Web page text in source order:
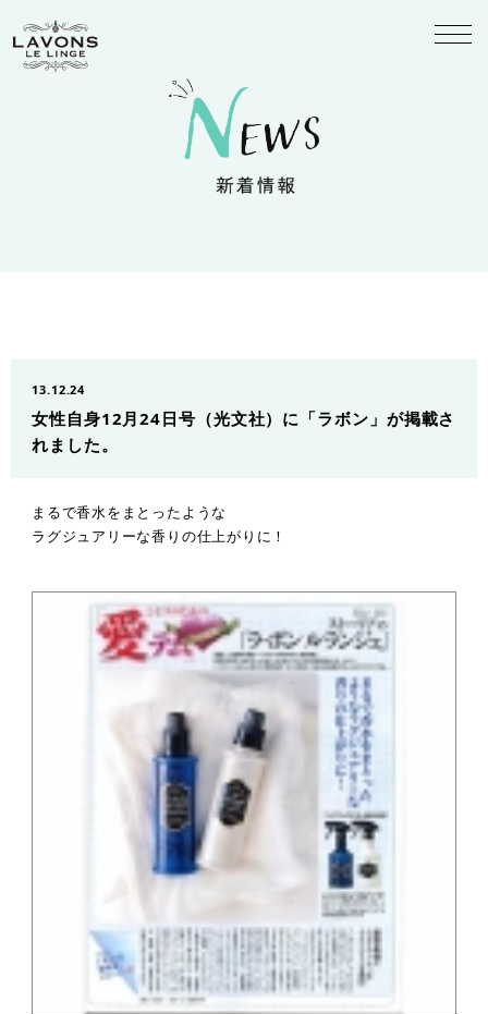
13.12.24
女性自身12月24日号（光文社）に「ラボン」が掲載さ
れました。
まるで香水をまとったような
ラグジュアリーな香りの仕上がりに！